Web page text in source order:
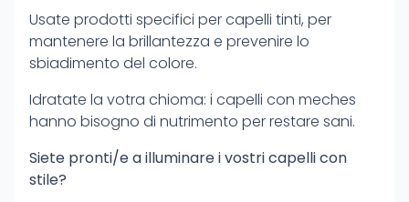
Usate prodotti specifici per capelli tinti, per
mantenere la brillantezza e prevenire lo
sbiadimento del colore.
Idratate la votra chioma: i capelli con meches
hanno bisogno di nutrimento per restare sani.
Siete pronti/e a illuminare i vostri capelli con
stile?